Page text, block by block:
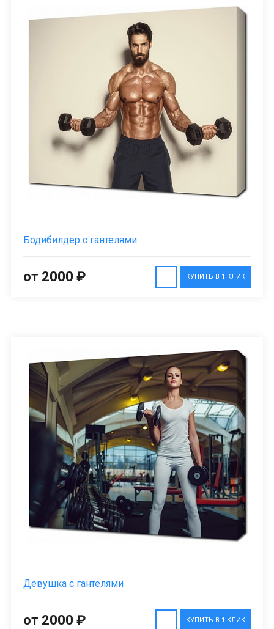
Бодибилдер с гантелями
КУПИТЬ В 1 КЛИК
от 2000 ₽
Девушка с гантелями
КУПИТЬ В 1 КЛИК
от 2000 ₽